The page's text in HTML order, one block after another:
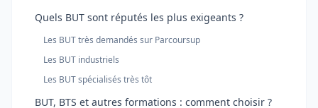
Quels BUT sont réputés les plus exigeants ?
Les BUT très demandés sur Parcoursup
Les BUT industriels
Les BUT spécialisés très tôt
BUT, BTS et autres formations : comment choisir ?